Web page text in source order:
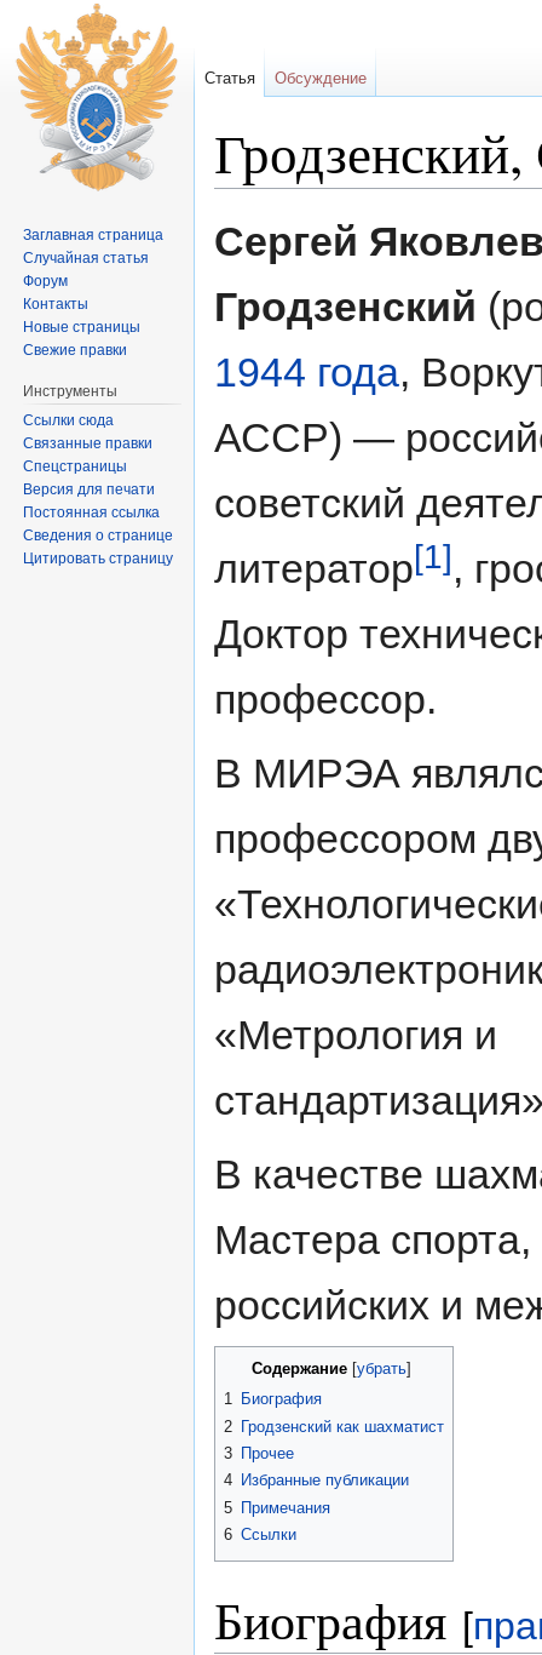
Сергей
Гродзенский
1944 года,
АССР) —
советский
литератор[1],
Доктор
профессор.
В МИРЭА
профессором
«Метрология и
В качестве
Мастера
российских и
Содержание убрать
1 Биография
2 Гродзенский как шахматист
3 Прочее
4 Избранные публикации
5 Примечания
6 Ссылки
Биография [
Статья Обсуждение
Заглавная страница
Случайная статья
Форум
Контакты
Новые страницы
Свежие правки
Инструменты
Ссылки сюда
Связанные правки
Спецстраницы
Версия для печати
Постоянная ссылка
Сведения о странице
Цитировать страницу